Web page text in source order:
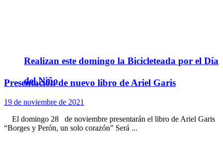
Realizan este domingo la Bicicleteada por el Día
del Niño
Presentación de nuevo libro de Ariel Garis
19 de noviembre de 2021
El domingo 28 de noviembre presentarán el libro de Ariel Garis
“Borges y Perón, un solo corazón” Será ...